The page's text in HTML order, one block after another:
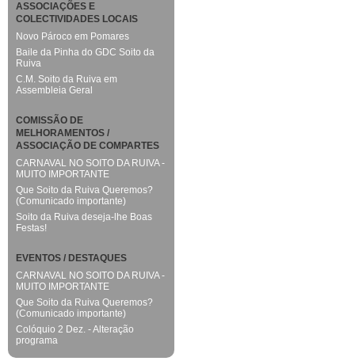
ASSOCIAÇÕES E
COLECTIVIDADES LOCAIS
Novo Pároco em Pomares
Baile da Pinha do GDC Soito da
Ruiva
C.M. Soito da Ruiva em
Assembleia Geral
COMISSÃO DE
MELHORAMENTOS /
ASSOCIAÇÃO DE COMPARTES
CARNAVAL NO SOITO DA RUIVA -
MUITO IMPORTANTE
Que Soito da Ruiva Queremos?
(Comunicado importante)
Soito da Ruiva deseja-lhe Boas
Festas!
EVENTOS / DESTAQUES
CARNAVAL NO SOITO DA RUIVA -
MUITO IMPORTANTE
Que Soito da Ruiva Queremos?
(Comunicado importante)
Colóquio 2 Dez. - Alteração
programa